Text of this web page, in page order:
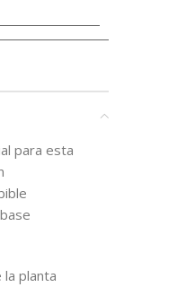
para esta
planta